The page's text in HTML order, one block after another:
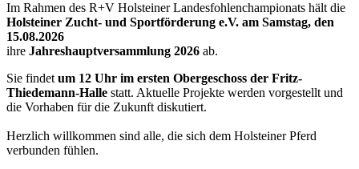
Im Rahmen des R+V Holsteiner Landesfohlenchampionats hält die
Holsteiner Zucht- und Sportförderung e.V. am Samstag, den
15.08.2026
ihre Jahreshauptversammlung 2026 ab.
Sie findet um 12 Uhr im ersten Obergeschoss der Fritz-
Thiedemann-Halle statt. Aktuelle Projekte werden vorgestellt und
die Vorhaben für die Zukunft diskutiert.
Herzlich willkommen sind alle, die sich dem Holsteiner Pferd
verbunden fühlen.